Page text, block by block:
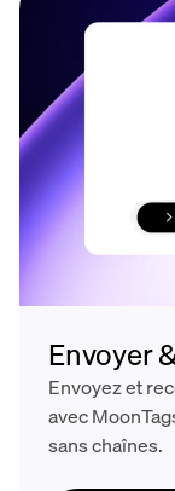
Envoyer
Envoyez et
avec
sans chaînes.